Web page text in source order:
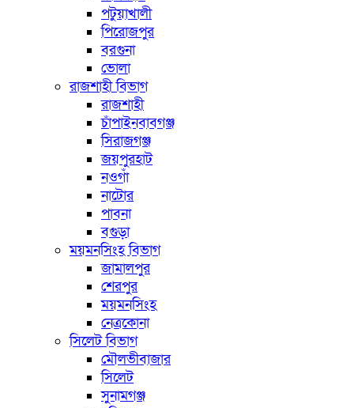
পটুয়াখালী
পিরোজপুর
বরগুনা
ভোলা
রাজশাহী বিভাগ
রাজশাহী
চাঁপাইনবাবগঞ্জ
সিরাজগঞ্জ
জয়পুরহাট
নওগাঁ
নাটোর
পাবনা
বগুড়া
ময়মনসিংহ বিভাগ
জামালপুর
শেরপুর
ময়মনসিংহ
নেত্রকোনা
সিলেট বিভাগ
মৌলভীবাজার
সিলেট
সুনামগঞ্জ